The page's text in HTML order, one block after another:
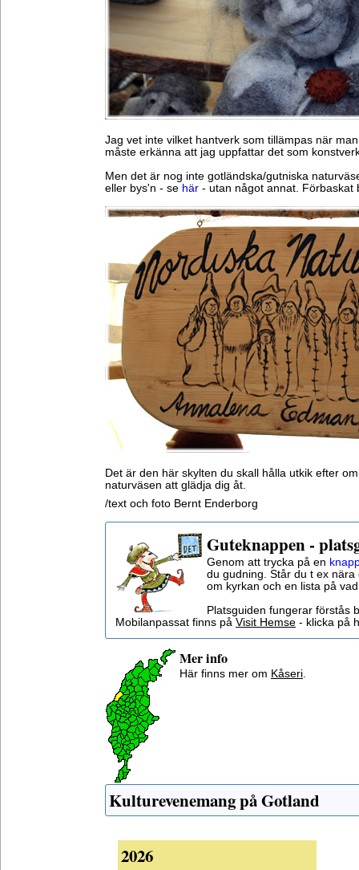
Jag vet inte vilket hantverk som tillämpas när
måste erkänna att jag uppfattar det som
Men det är nog inte gotländska/gutniska
eller bys'n - se här - utan något annat. Förbaskat
Det är den här skylten du skall hålla utkik efter
naturväsen att glädja dig åt.
/text och foto Bernt Enderborg
Guteknappen -
Genom att trycka på en
du gudning. Står du t ex
om kyrkan och en lista på
Platsguiden fungerar förstås
Mobilanpassat finns på Visit Hemse - klicka på
Mer info
Här finns mer om Kåseri.
Kulturevenemang på Gotland
2026